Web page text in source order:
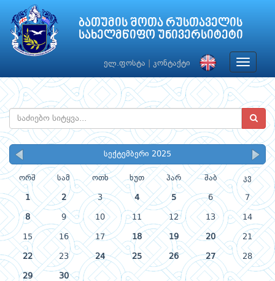
ბათუმის შოთა რუსთაველის
სახელმწიფო უნივერსიტეტი
ელ.ფოსტა კონტაქტი
Toggle
სექტემბერი 2025
ორშ სამ ოთხ ხუთ პარ შაბ კვ
1 2 3 4 5 6 7
8 9 10 11 12 13 14
15 16 17 18 19 20 21
22 23 24 25 26 27 28
29 30